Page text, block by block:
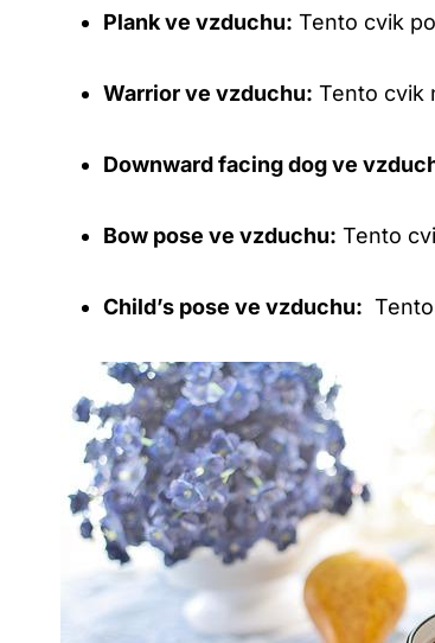
Plank ve vzduchu: ​Tento‌ cvik
Warrior⁢ ve vzduchu: Tento cvik
Downward ⁢facing dog ve
Bow ⁤pose ve vzduchu: ⁤Tento
Child’s pose ve vzduchu: